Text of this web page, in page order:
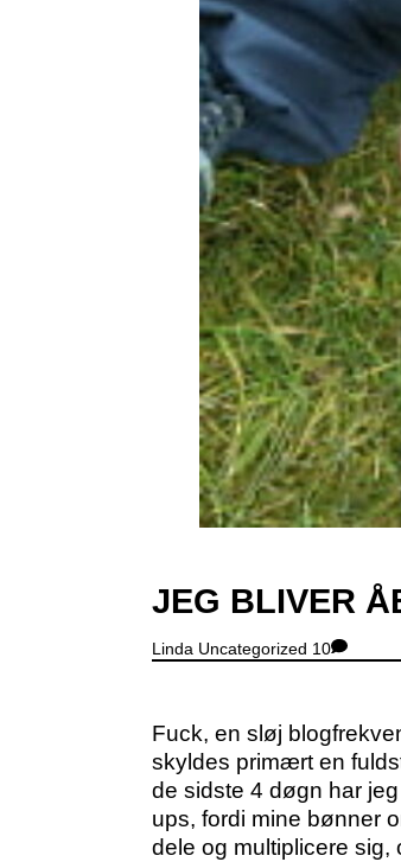
JEG BLIVER
Linda Uncategorized 10
Fuck, en sløj
skyldes primært en
de sidste 4 døgn har
ups, fordi mine bønner
dele og multiplicere sig,